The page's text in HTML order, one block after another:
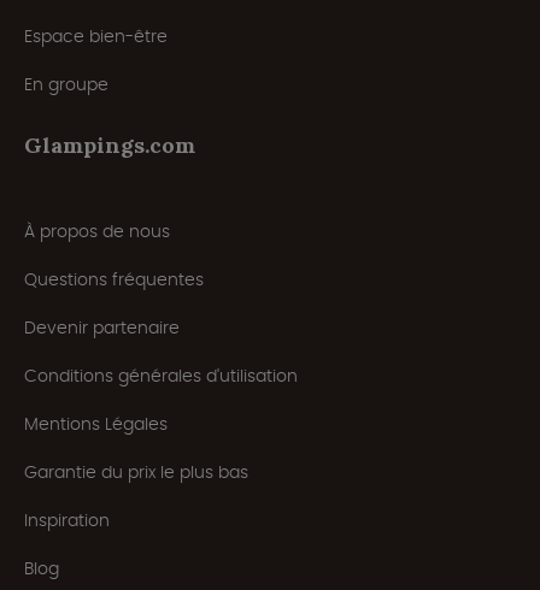
Espace bien-être
En groupe
Glampings.com
À propos de nous
Questions fréquentes
Devenir partenaire
Conditions générales d'utilisation
Mentions Légales
Garantie du prix le plus bas
Inspiration
Blog